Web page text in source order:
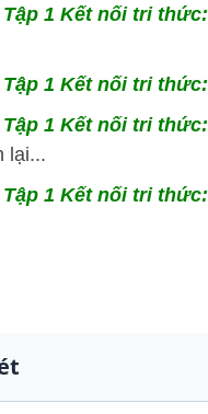
Tập 1 Kết nối tri thức:
Tập 1 Kết nối tri thức:
Tập 1 Kết nối tri thức:
lại...
Tập 1 Kết nối tri thức: